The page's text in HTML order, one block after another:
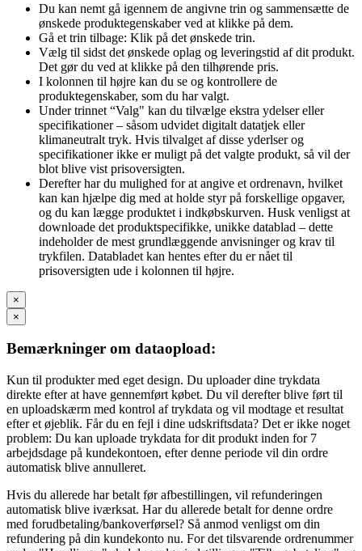
Du kan nemt gå igennem de angivne trin og sammensætte de
ønskede produktegenskaber ved at klikke på dem.
Gå et trin tilbage: Klik på det ønskede trin.
Vælg til sidst det ønskede oplag og leveringstid af dit produkt.
Det gør du ved at klikke på den tilhørende pris.
I kolonnen til højre kan du se og kontrollere de
produktegenskaber, som du har valgt.
Under trinnet “Valg" kan du tilvælge ekstra ydelser eller
specifikationer – såsom udvidet digitalt datatjek eller
klimaneutralt tryk. Hvis tilvalget af disse yderlser og
specifikationer ikke er muligt på det valgte produkt, så vil der
blot blive vist prisoversigten.
Derefter har du mulighed for at angive et ordrenavn, hvilket
kan kan hjælpe dig med at holde styr på forskellige opgaver,
og du kan lægge produktet i indkøbskurven. Husk venligst at
downloade det produktspecifikke, unikke datablad – dette
indeholder de mest grundlæggende anvisninger og krav til
trykfilen. Databladet kan hentes efter du er nået til
prisoversigten ude i kolonnen til højre.
×
×
Bemærkninger om dataopload:
Kun til produkter med eget design. Du uploader dine trykdata
direkte efter at have gennemført købet. Du vil derefter blive ført til
en uploadskærm med kontrol af trykdata og vil modtage et resultat
efter et øjeblik. Får du en fejl i dine udskriftsdata? Det er ikke noget
problem: Du kan uploade trykdata for dit produkt inden for 7
arbejdsdage på kundekontoen, efter denne periode vil din ordre
automatisk blive annulleret.
Hvis du allerede har betalt før afbestillingen, vil refunderingen
automatisk blive iværksat. Har du allerede betalt for denne ordre
med forudbetaling/bankoverførsel? Så anmod venligst om din
refundering på din kundekonto nu. For det tilsvarende ordrenummer